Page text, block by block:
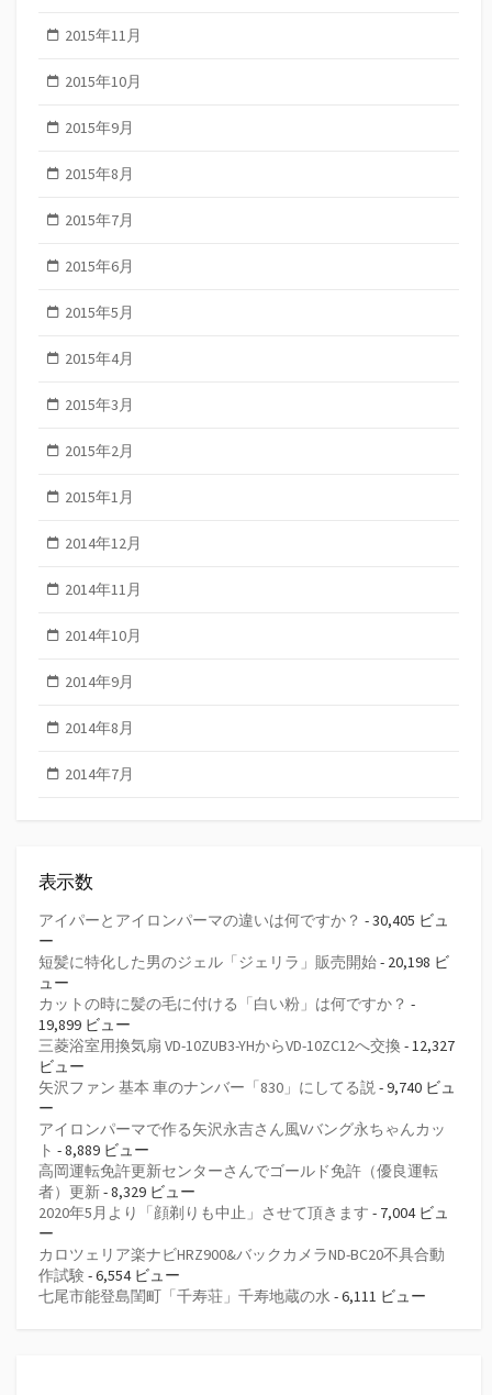
2015年11月
2015年10月
2015年9月
2015年8月
2015年7月
2015年6月
2015年5月
2015年4月
2015年3月
2015年2月
2015年1月
2014年12月
2014年11月
2014年10月
2014年9月
2014年8月
2014年7月
表示数
アイパーとアイロンパーマの違いは何ですか？ - 30,405 ビュ
ー
短髪に特化した男のジェル「ジェリラ」販売開始- 20,198 ビ
ュー
カットの時に髪の毛に付ける「白い粉」は何ですか？ -
19,899 ビュー
三菱浴室用換気扇 VD-10ZUB3-YHからVD-10ZC12へ交換 - 12,327
ビュー
矢沢ファン 基本 車のナンバー「830」にしてる説- 9,740 ビュ
ー
アイロンパーマで作る矢沢永吉さん風Vバング永ちゃんカッ
ト - 8,889 ビュー
高岡運転免許更新センターさんでゴールド免許（優良運転
者）更新- 8,329 ビュー
2020年5月より「顔剃りも中止」させて頂きます - 7,004 ビュ
ー
カロツェリア楽ナビHRZ900&バックカメラND-BC20不具合動
作試験 - 6,554 ビュー
七尾市能登島閨町「千寿荘」千寿地蔵の水 - 6,111 ビュー